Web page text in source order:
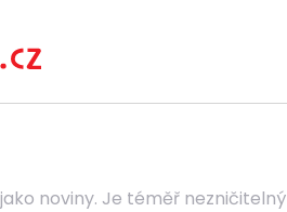
noviny. Je téměř nezničitelný